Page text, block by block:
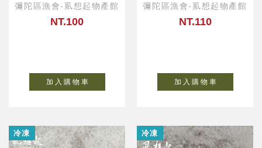
彌陀區漁會-虱想起物產館
NT.100
加 入 購 物 車
彌陀區漁會-虱想起物產館
NT.110
加 入 購 物 車
冷凍 冷凍